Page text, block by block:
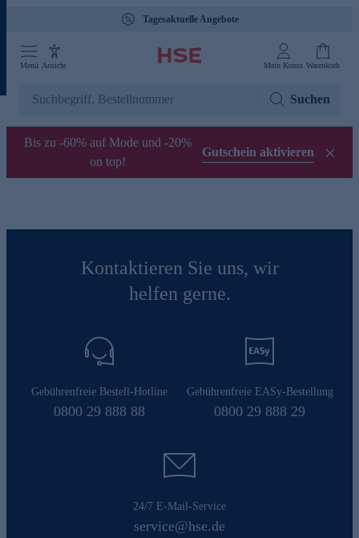
Tagesaktuelle Angebote
Menü Ansicht Mein Konto Warenkorb
Suchen
Bis zu -60% auf Mode und -20%
on top!
Gutschein aktivieren
Kontaktieren Sie uns, wir
helfen gerne.
Gebührenfreie Bestell-Hotline
0800 29 888 88
Gebührenfreie EASy-Bestellung
0800 29 888 29
24/7 E-Mail-Service
service@hse.de